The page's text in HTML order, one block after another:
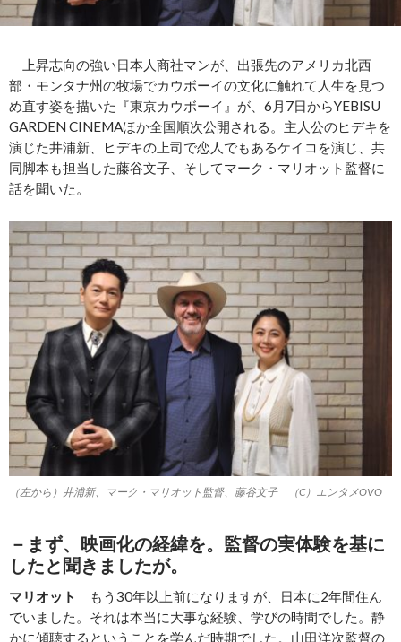
上昇志向の強い日本人商社マンが、出張先のアメリカ北西
部・モンタナ州の牧場でカウボーイの文化に触れて人生を見つ
め直す姿を描いた『東京カウボーイ』が、6月7日からYEBISU
GARDEN CINEMAほか全国順次公開される。主人公のヒデキを
演じた井浦新、ヒデキの上司で恋人でもあるケイコを演じ、共
同脚本も担当した藤谷文子、そしてマーク・マリオット監督に
話を聞いた。
（左から）井浦新、マーク・マリオット監督、藤谷文子 （C）エンタメOVO
－まず、映画化の経緯を。監督の実体験を基に
したと聞きましたが。
マリオット
もう30年以上前になりますが、日本に2年間住ん
でいました。それは本当に大事な経験、学びの時間でした。静
かに傾聴するということを学んだ時期でした。山田洋次監督の